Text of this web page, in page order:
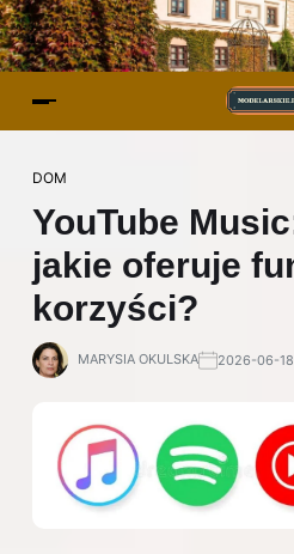
DOM
YouTube
jakie oferuje
korzyści?
MARYSIA OKULSKA 2026-06-18